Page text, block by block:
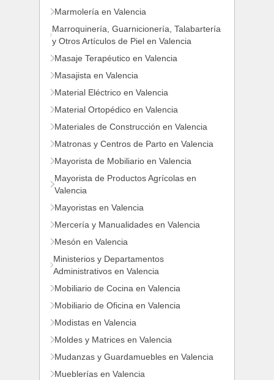
Marmolería en Valencia
Marroquinería, Guarnicionería, Talabartería
y Otros Artículos de Piel en Valencia
Masaje Terapéutico en Valencia
Masajista en Valencia
Material Eléctrico en Valencia
Material Ortopédico en Valencia
Materiales de Construcción en Valencia
Matronas y Centros de Parto en Valencia
Mayorista de Mobiliario en Valencia
Mayorista de Productos Agrícolas en
Valencia
Mayoristas en Valencia
Mercería y Manualidades en Valencia
Mesón en Valencia
Ministerios y Departamentos
Administrativos en Valencia
Mobiliario de Cocina en Valencia
Mobiliario de Oficina en Valencia
Modistas en Valencia
Moldes y Matrices en Valencia
Mudanzas y Guardamuebles en Valencia
Mueblerías en Valencia